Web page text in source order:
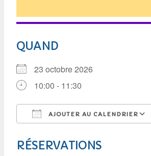
QUAND
23 octobre 2026
10:00 - 11:30
AJOUTER AU CALENDRIER
RÉSERVATIONS